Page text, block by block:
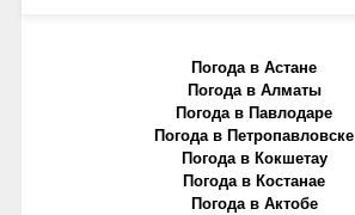
Погода в Астане
Погода в Алматы
Погода в Павлодаре
Погода в Петропавловске
Погода в Кокшетау
Погода в Костанае
Погода в Актобе